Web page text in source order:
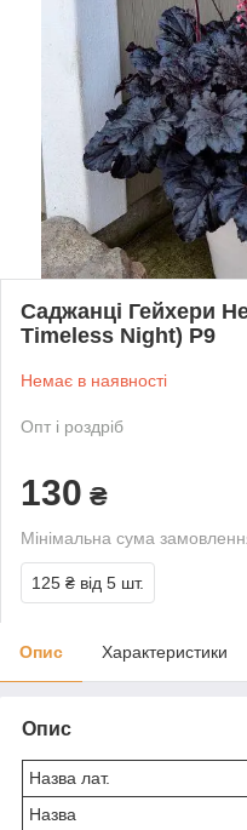
Саджанці Гейхери
Timeless Night) P9
Немає в наявності
Опт і роздріб
130 ₴
Мінімальна сума
125 ₴ від 5 шт.
Опис Характеристики
Опис
Назва лат.
Назва